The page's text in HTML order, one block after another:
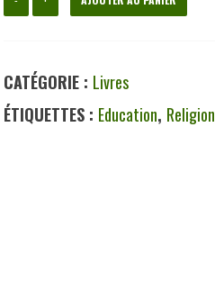
formation
missiologique
CATÉGORIE : Livres
ÉTIQUETTES : Education, Religion